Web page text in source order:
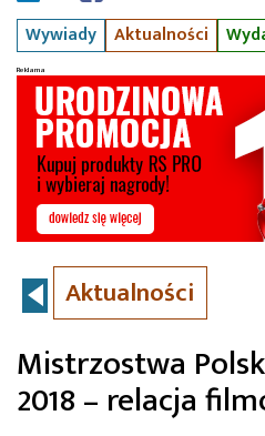
Wywiady Aktualności
Aktualności
Mistrzostwa
2018 – relacja